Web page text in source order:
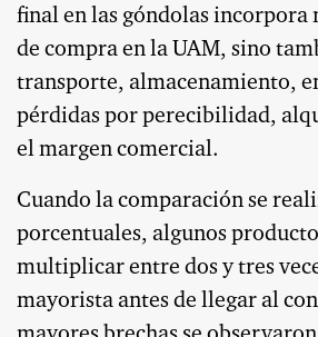
final en las góndolas incorpora
de compra en la UAM, sino
transporte, almacenamiento,
pérdidas por perecibilidad,
el margen comercial.
Cuando la comparación se
porcentuales, algunos
multiplicar entre dos y tres
mayorista antes de llegar al